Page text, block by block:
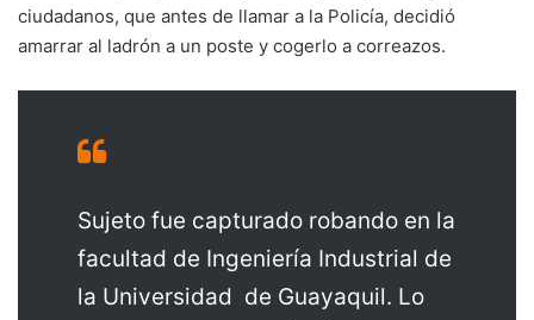
ciudadanos, que antes de llamar a la Policía, decidió
amarrar al ladrón a un poste y cogerlo a correazos.
Sujeto fue capturado robando en la
facultad de Ingeniería Industrial de
la Universidad de Guayaquil. Lo